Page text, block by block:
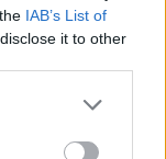
IAB’s List of
it to other
or more Google
may click to
στιγμες